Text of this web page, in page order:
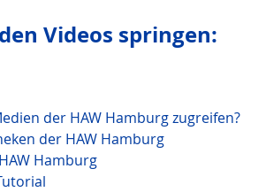
Videos springen:
der HAW Hamburg zugreifen?
der HAW Hamburg
Hamburg